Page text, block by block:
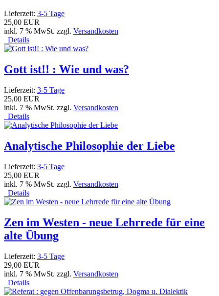
Lieferzeit: 3-5 Tage
25,00 EUR
inkl. 7 % MwSt. zzgl. Versandkosten
Details
Gott ist!! : Wie und was?
Lieferzeit: 3-5 Tage
25,00 EUR
inkl. 7 % MwSt. zzgl. Versandkosten
Details
Analytische Philosophie der Liebe
Lieferzeit: 3-5 Tage
25,00 EUR
inkl. 7 % MwSt. zzgl. Versandkosten
Details
Zen im Westen - neue Lehrrede für eine
alte Übung
Lieferzeit: 3-5 Tage
29,00 EUR
inkl. 7 % MwSt. zzgl. Versandkosten
Details